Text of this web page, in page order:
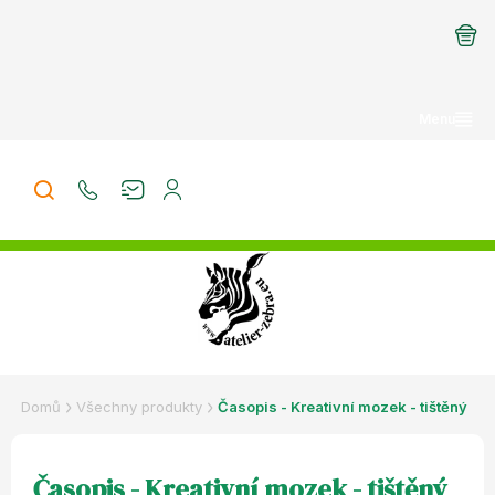
Domů Všechny produkty Časopis - Kreativní mozek - tištěný